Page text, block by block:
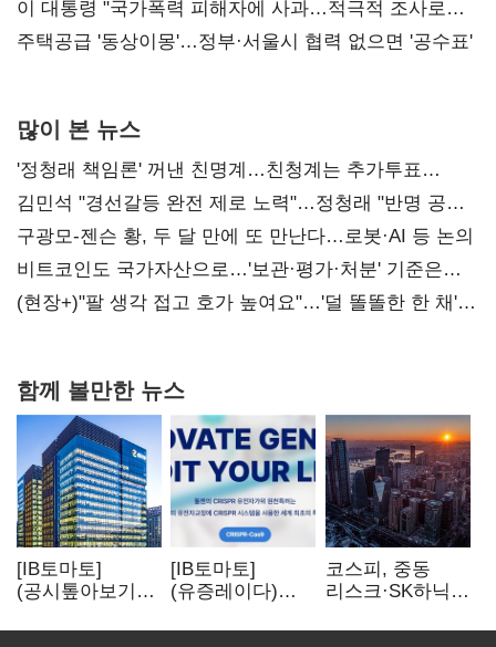
총선 지휘 못해"
이 대통령 "국가폭력 피해자에 사과…적극적 조사로
진실 밝혀야"
주택공급 '동상이몽'…정부·서울시 협력 없으면 '공수표'
많이 본 뉴스
'정청래 책임론' 꺼낸 친명계…친청계는 추가투표
때리기
김민석 "경선갈등 완전 제로 노력"…정청래 "반명 공세
사과부터"
구광모-젠슨 황, 두 달 만에 또 만난다…로봇·AI 등 논의
비트코인도 국가자산으로…'보관·평가·처분' 기준은
숙제
(현장+)"팔 생각 접고 호가 높여요"…'덜 똘똘한 한 채'
함께 볼만한 뉴스
[IB토마토]
(공시톺아보기)
바로 매출로
[IB토마토]
(유증레이다)
3분의 1 토막…
코스피, 중동
리스크·SK하닉
뒷걸음